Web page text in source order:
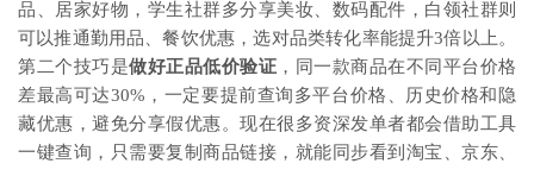
品、居家好物，学生社群多分享美妆、数码配件，白领社群则
可以推通勤用品、餐饮优惠，选对品类转化率能提升3倍以上。
第二个技巧是做好正品低价验证 ，同一款商品在不同平台价格
差最高可达30%，一定要提前查询多平台价格、历史价格和隐
藏优惠，避免分享假优惠。现在很多资深发单者都会借助工具
一键查询，只需要复制商品链接，就能同步看到淘宝、京东、